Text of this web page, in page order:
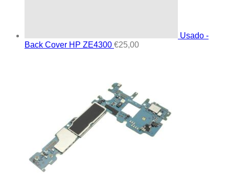
Usado -
Back Cover HP ZE4300 €25,00